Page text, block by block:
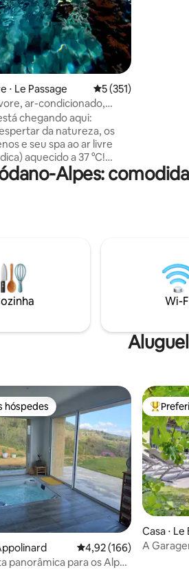
⋅ Le Passage 5 de uma avaliação
5 (351)
ar-condicionado,
quente/frio
chegando aqui:
da natureza, os
e seu spa ao ar livre
aquecido a 37 °C!
um interior
com um projetor de
(com champanhe).
seu parceiro!
na seção “Outras
👇).
Alpes:
Wi-
hóspedes
hóspedes
4,92 de uma avaliação
4,92 (166)
panorâmica para os Alpes
Entre os
Casa ⋅
A